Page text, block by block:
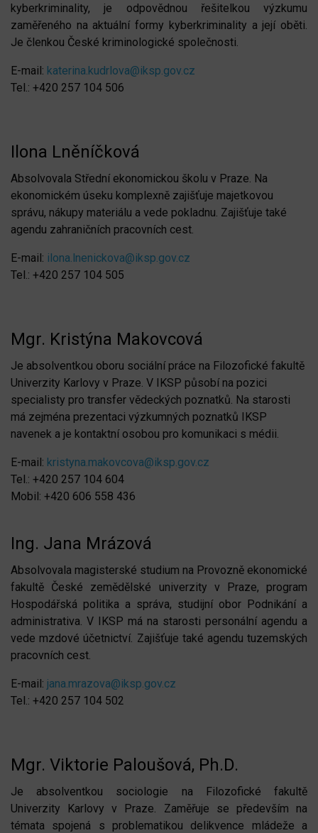
kyberkriminality, je odpovědnou řešitelkou výzkumu
zaměřeného na aktuální formy kyberkriminality a její oběti.
Je členkou České kriminologické společnosti.
E-mail: katerina.kudrlova@iksp.gov.cz
Tel.: +420 257 104 506
Ilona Lněníčková
Absolvovala Střední ekonomickou školu v Praze. Na
ekonomickém úseku komplexně zajišťuje majetkovou
správu, nákupy materiálu a vede pokladnu. Zajišťuje také
agendu zahraničních pracovních cest.
E-mail: ilona.lnenickova@iksp.gov.cz
Tel.: +420 257 104 505
Mgr. Kristýna Makovcová
Je absolventkou oboru sociální práce na Filozofické fakultě
Univerzity Karlovy v Praze. V IKSP působí na pozici
specialisty pro transfer vědeckých poznatků. Na starosti
má zejména prezentaci výzkumných poznatků IKSP
navenek a je kontaktní osobou pro komunikaci s médii.
E-mail: kristyna.makovcova@iksp.gov.cz
Tel.: +420 257 104 604
Mobil: +420 606 558 436
Ing. Jana Mrázová
Absolvovala magisterské studium na Provozně ekonomické
fakultě České zemědělské univerzity v Praze, program
Hospodářská politika a správa, studijní obor Podnikání a
administrativa. V IKSP má na starosti personální agendu a
vede mzdové účetnictví. Zajišťuje také agendu tuzemských
pracovních cest.
E-mail: jana.mrazova@iksp.gov.cz
Tel.: +420 257 104 502
Mgr. Viktorie Paloušová, Ph.D.
Je absolventkou sociologie na Filozofické fakultě
Univerzity Karlovy v Praze. Zaměřuje se především na
témata spojená s problematikou delikvence mládeže a